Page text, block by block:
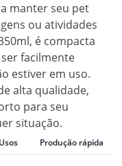
manter seu pet
ou atividades
é compacta
facilmente
estiver em uso.
alta qualidade,
para seu
situação.
Produção rápida